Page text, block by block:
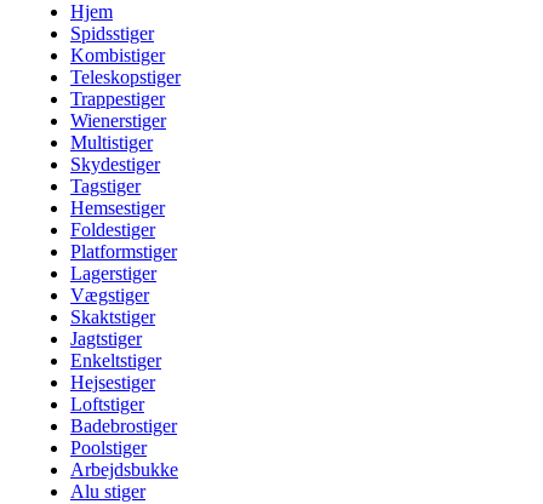
Hjem
Spidsstiger
Kombistiger
Teleskopstiger
Trappestiger
Wienerstiger
Multistiger
Skydestiger
Tagstiger
Hemsestiger
Foldestiger
Platformstiger
Lagerstiger
Vægstiger
Skaktstiger
Jagtstiger
Enkeltstiger
Hejsestiger
Loftstiger
Badebrostiger
Poolstiger
Arbejdsbukke
Alu stiger